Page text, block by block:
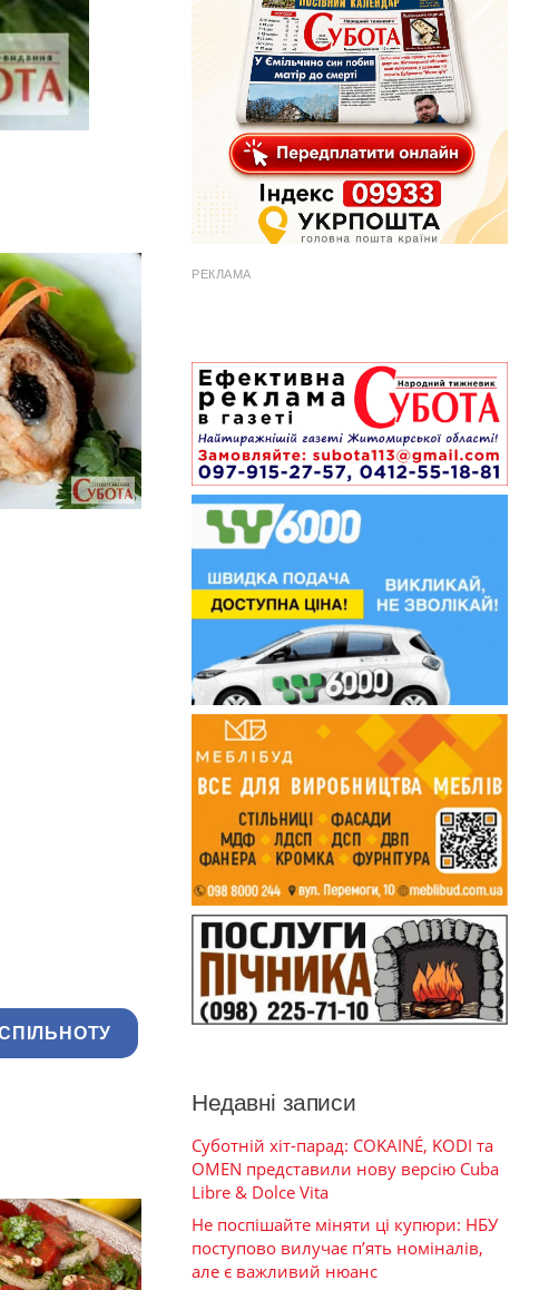
РЕКЛАМА
Недавні записи
Суботній хіт-парад: COKAINÉ, KODI та
OMEN представили нову версію Cuba
Libre & Dolce Vita
Не поспішайте міняти ці купюри: НБУ
поступово вилучає п’ять номіналів,
але є важливий нюанс